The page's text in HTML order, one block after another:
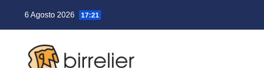
6 Agosto 2026 17:21